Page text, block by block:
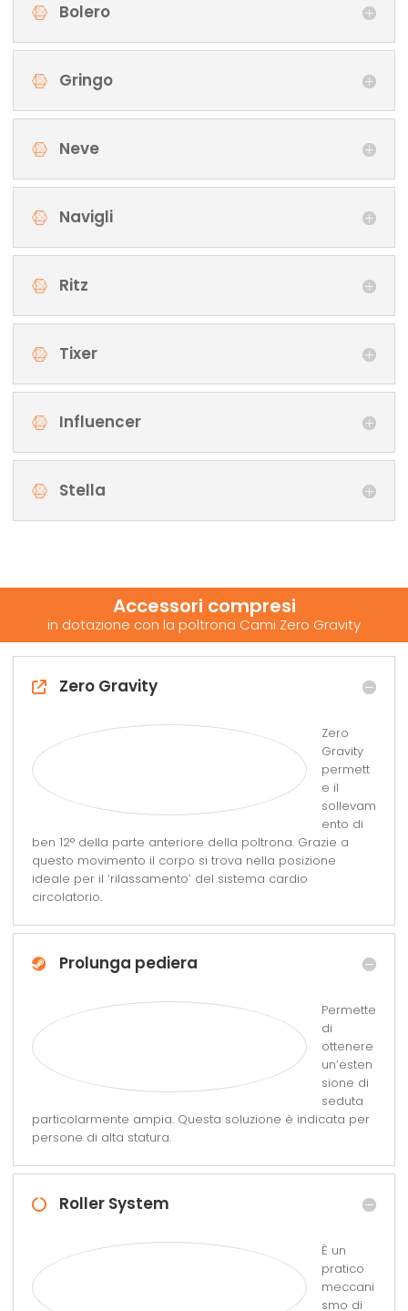
Bolero
Gringo
Neve
Navigli
Ritz
Tixer
Influencer
Stella
Accessori compresi
in dotazione con la poltrona Cami Zero Gravity
Zero Gravity
Zero
Gravity
permett
e il
sollevam
ento di
ben 12° della parte anteriore della poltrona. Grazie a
questo movimento il corpo si trova nella posizione
ideale per il ‘rilassamento’ del sistema cardio
circolatorio.
Prolunga pediera
Permette
di
ottenere
un’esten
sione di
seduta
particolarmente ampia. Questa soluzione è indicata per
persone di alta statura.
Roller System
È un
pratico
meccani
smo di